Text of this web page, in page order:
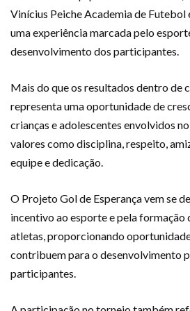
Vinícius Peiche Academia de Futebol
uma experiência marcada pelo
desenvolvimento dos participantes.
Mais do que os resultados dentro de
representa uma oportunidade de
crianças e adolescentes envolvidos
valores como disciplina, respeito,
equipe e dedicação.
O Projeto Gol de Esperança vem se
incentivo ao esporte e pela formação
atletas, proporcionando
contribuem para o desenvolvimento
participantes.